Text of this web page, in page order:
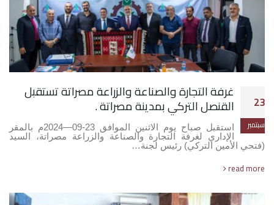
23
سبتمبر
غرفة التجارة والصناعة والزراعة مصراتة تستقبل
القنصل التركي بمدينة مصراتة .
استقبل صباح يوم الاثنين الموافق 23-09—2024م بالمقر
الإداري لغرفة التجارة والصناعة والزراعة مصراتة، السيد
(فتحي الأمين التركي) رئيس لجنة…
read more